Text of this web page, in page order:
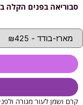
סבוריאה בפנים הקלה
קרם ושמן לעור מגורה